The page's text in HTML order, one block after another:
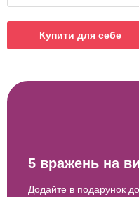
Купити для себе
5 вражень на
Додайте в подарунок